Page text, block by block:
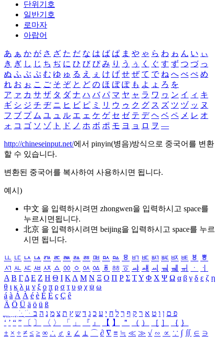
단위기호
일반기호
로마자
아랍어
あ ぁ か が さ ざ た だ な は ば ぱ ま や ゃ ら わ ゎ ん い ぃ
き ぎ し じ ち ぢ に ひ び ぴ み り う ぅ く ぐ す ず つ づ っ
ぬ ふ ぶ ぷ む ゆ ゅ る え ぇ け げ せ ぜ て で ね へ べ ぺ め
れ お ぉ こ ご そ ぞ と ど の ほ ぼ ぽ も よ ょ ろ を
ア ァ カ サ ザ タ ダ ナ ハ バ パ マ ヤ ャ ラ ワ ヮ ン イ ィ キ
ギ シ ジ チ ヂ ニ ヒ ビ ピ ミ リ ウ ゥ ク グ ス ズ ツ ヅ ッ ヌ
フ ブ プ ム ユ ュ ル エ ェ ケ ゲ セ ゼ テ デ ヘ ベ ペ メ レ オ
ォ コ ゴ ソ ゾ ト ド ノ ホ ボ ポ モ ヨ ョ ロ ヲ ―
http://chineseinput.net/에서 pinyin(병음)방식으로 중국어를 변환
할 수 있습니다.
변환된 중국어를 복사하여 사용하시면 됩니다.
예시)
中文 을 입력하시려면 zhongwen을 입력하시고 space를
누르시면됩니다.
北京 을 입력하시려면 beijing을 입력하시고 space를 누르
시면 됩니다.
ㅥ ㅦ ㅧ ㅨ ㅩ ㅪ ㅫ ㅬ ㅭ ㅮ ㅯ ㅰ ㅱ ㅲ ㅳ ㅴ ㅵ ㅶ ㅷ ㅸ
ㅹ
ㅺ ㅻ ㅼ ㅽ ㅾ ㅿ ㆀ ㆁ ㆂ ㆃ ㆄ ㆅ ㆆ ㆇ ㆈ ㆉ ㆊ ㆋ ㆌ ㆍ
ㆎ
Α Β ΓΔ Ε Ζ Η Θ Ι ΚΛ Μ Ν Ξ Ο Π Ρ Σ ΤΥ Φ Χ Ψ Ω α β γ δ ε ζ η
θ ι κ λ μ ν ξ ο π ρ σ τ υ φ χ ψ ω
á à Á À é è É È ç Ç ê
Ä Ö Ü ä ö ü ß
ִֶֹ ֻּ ׁׂ פ ם ן ו ט א ר ק ף ך ל ח י ע כ ג ד ש ץ ת צ מ נ ה ב
‘ ’ “ ” 〔 〕 〈 〉 「 」 『 』 【 】 ＂ （ ） ［ ］ ｛ ｝
± × ÷ ≠ ≤ ≥ ∞ ∴ ♂ ♀ ∠ ⊥ ⌒ ∂ ∇ ≡ ≒ ≪ ≫ √ ∽ ∝ ∵ ∫ ∬ ∈ ∋